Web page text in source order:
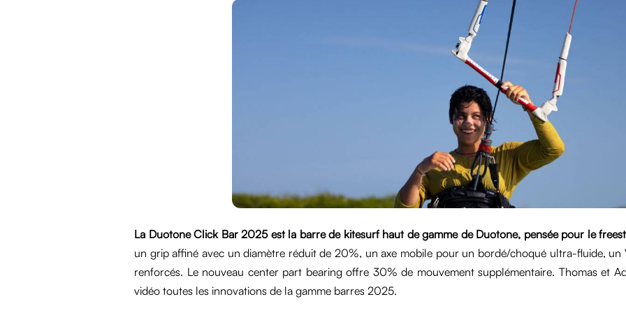
La Duotone Click Bar 2025 est la barre de kitesurf haut de gamme de Duotone, pensée pour le
un grip affiné avec un diamètre réduit de 20%, un axe mobile pour un bordé/choqué ultra-fluide, un
renforcés. Le nouveau center part bearing offre 30% de mouvement supplémentaire. Thomas et
vidéo toutes les innovations de la gamme barres 2025.